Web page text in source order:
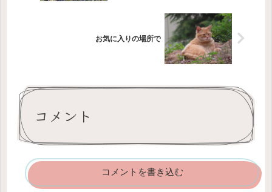
お気に入りの場所で
コメント
コメントを書き込む